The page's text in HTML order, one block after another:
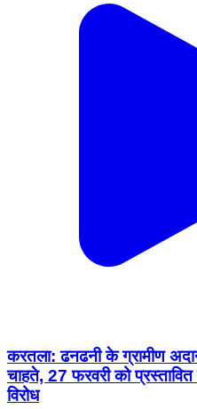
करतला: ढनढनी के ग्रामीण
चाहते, 27 फरवरी को
विरोध